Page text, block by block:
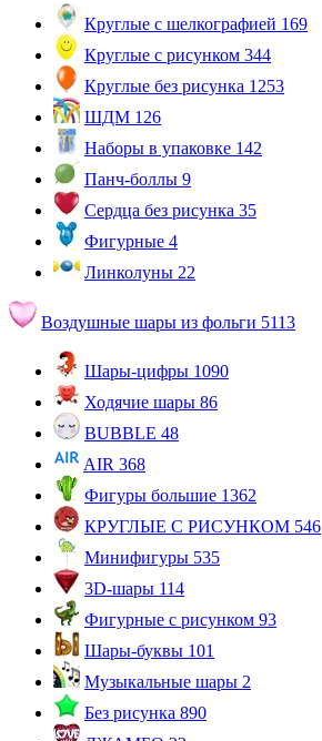
Круглые с шелкографией 169
Круглые с рисунком 344
Круглые без рисунка 1253
ШДМ 126
Наборы в упаковке 142
Панч-боллы 9
Сердца без рисунка 35
Фигурные 4
Линколуны 22
Воздушные шары из фольги 5113
Шары-цифры 1090
Ходячие шары 86
BUBBLE 48
AIR 368
Фигуры большие 1362
КРУГЛЫЕ С РИСУНКОМ 546
Минифигуры 535
3D-шары 114
Фигурные с рисунком 93
Шары-буквы 101
Музыкальные шары 2
Без рисунка 890